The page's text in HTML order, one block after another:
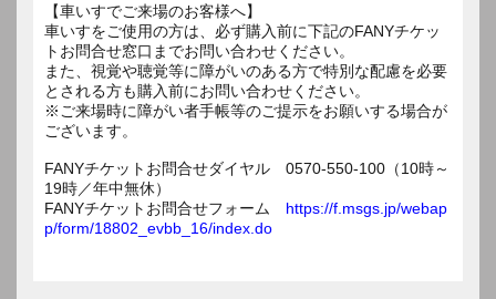
【車いすでご来場のお客様へ】
車いすをご使用の方は、必ず購入前に下記のFANYチケッ
トお問合せ窓口までお問い合わせください。
また、視覚や聴覚等に障がいのある方で特別な配慮を必要
とされる方も購入前にお問い合わせください。
※ご来場時に障がい者手帳等のご提示をお願いする場合が
ございます。
FANYチケットお問合せダイヤル 0570-550-100（10時～
19時／年中無休）
FANYチケットお問合せフォーム https://f.msgs.jp/webap
p/form/18802_evbb_16/index.do